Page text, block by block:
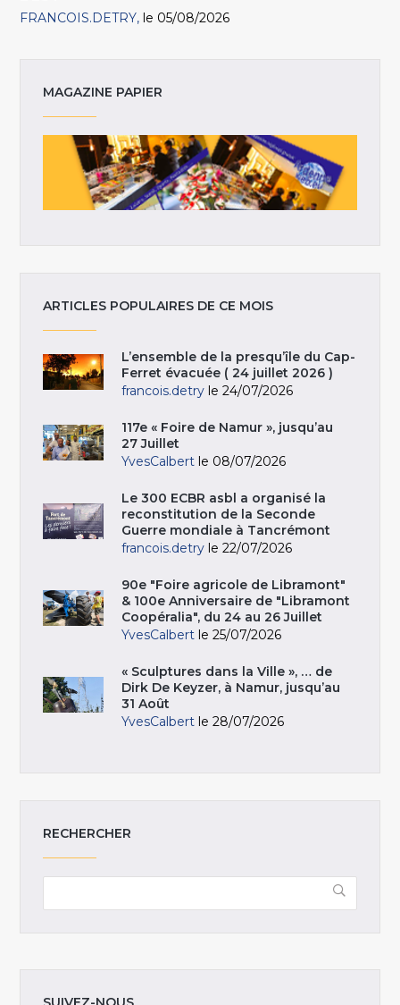
FRANCOIS.DETRY le 05/08/2026
MAGAZINE PAPIER
ARTICLES POPULAIRES DE CE MOIS
L’ensemble de la presqu’île du Cap-
Ferret évacuée ( 24 juillet 2026 )
francois.detry le 24/07/2026
117e « Foire de Namur », jusqu’au
27 Juillet
YvesCalbert le 08/07/2026
Le 300 ECBR asbl a organisé la
reconstitution de la Seconde
Guerre mondiale à Tancrémont
francois.detry le 22/07/2026
90e "Foire agricole de Libramont"
& 100e Anniversaire de "Libramont
Coopéralia", du 24 au 26 Juillet
YvesCalbert le 25/07/2026
« Sculptures dans la Ville », … de
Dirk De Keyzer, à Namur, jusqu’au
31 Août
YvesCalbert le 28/07/2026
RECHERCHER